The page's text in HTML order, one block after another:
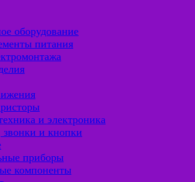
оборудование
питания
и электроника
и кнопки
приборы
компоненты